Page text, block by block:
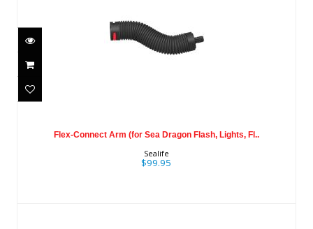
$99.95
Flex-Connect Arm (for Sea Dragon Flash, Lights, Fl..
Sealife
$99.95